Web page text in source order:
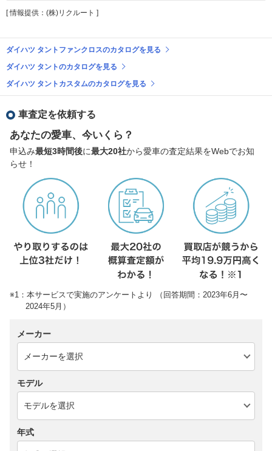
[ 情報提供：(株)リクルート ]
ダイハツ タントファンクロスのカタログを見る
ダイハツ タントのカタログを見る
ダイハツ タントカスタムのカタログを見る
車査定を依頼する
あなたの愛車、今いくら？
申込み最短3時間後に最大20社から愛車の査定結果をWebでお知
らせ！
※1：本サービスで実施のアンケートより （回答期間：2023年6月〜
2024年5月）
メーカー
モデル
年式